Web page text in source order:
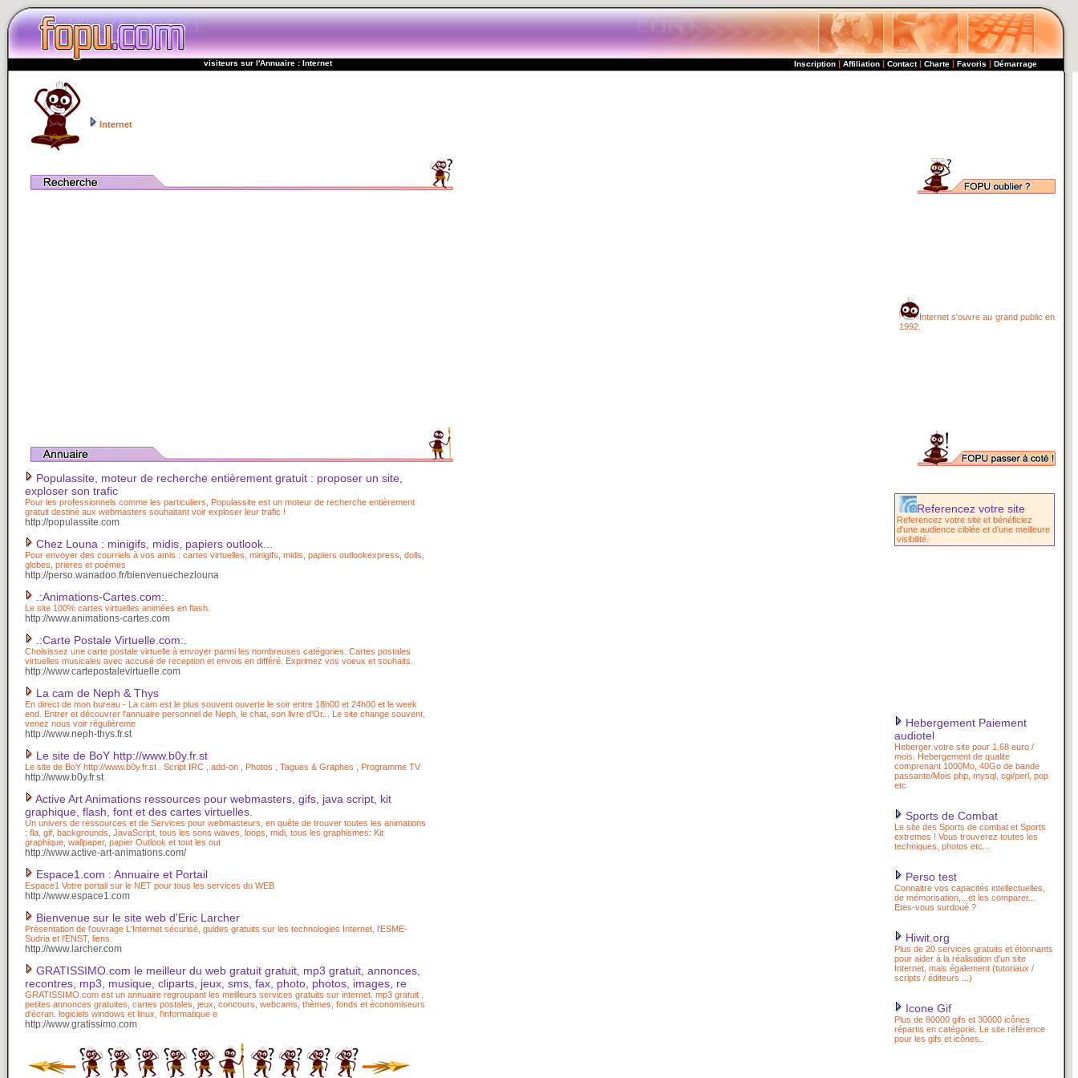
visiteurs sur l'Annuaire : Internet Inscription | Affiliation | Contact | Charte | Favoris | Démarrage
Internet
Internet s'ouvre au grand public en
1992.
Populassite, moteur de recherche entièrement gratuit : proposer un site,
exploser son trafic
Pour les professionnels comme les particuliers, Populassite est un moteur de recherche entièrement
gratuit destiné aux webmasters souhaitant voir exploser leur trafic !
http://populassite.com
Chez Louna : minigifs, midis, papiers outlook...
Pour envoyer des courriels à vos amis : cartes virtuelles, minigifs, midis, papiers outlookexpress, dolls,
globes, prieres et poèmes
http://perso.wanadoo.fr/bienvenuechezlouna
.:Animations-Cartes.com:.
Le site 100% cartes virtuelles animées en flash.
http://www.animations-cartes.com
.:Carte Postale Virtuelle.com:.
Choisissez une carte postale virtuelle à envoyer parmi les nombreuses catégories. Cartes postales
virtuelles musicales avec accusé de reception et envois en différé. Exprimez vos voeux et souhaits.
http://www.cartepostalevirtuelle.com
La cam de Neph & Thys
En direct de mon bureau - La cam est le plus souvent ouverte le soir entre 18h00 et 24h00 et le week
end. Entrer et découvrer l'annuaire personnel de Neph, le chat, son livre d'Or... Le site change souvent,
venez nous voir régulièreme
http://www.neph-thys.fr.st
Le site de BoY http://www.b0y.fr.st
Le site de BoY http://www.b0y.fr.st . Script IRC , add-on , Photos , Tagues & Graphes , Programme TV
http://www.b0y.fr.st
Active Art Animations ressources pour webmasters, gifs, java script, kit
graphique, flash, font et des cartes virtuelles.
Un univers de ressources et de Services pour webmasteurs, en quête de trouver toutes les animations
: fla, gif, backgrounds, JavaScript, tous les sons waves, loops, midi, tous les graphismes: Kit
graphique, wallpaper, papier Outlook et tout les out
http://www.active-art-animations.com/
Espace1.com : Annuaire et Portail
Espace1 Votre portail sur le NET pour tous les services du WEB
http://www.espace1.com
Bienvenue sur le site web d'Eric Larcher
Présentation de l'ouvrage L'Internet sécurisé, guides gratuits sur les technologies Internet, l'ESME-
Sudria et l'ENST, liens.
http://www.larcher.com
GRATISSIMO.com le meilleur du web gratuit gratuit, mp3 gratuit, annonces,
recontres, mp3, musique, cliparts, jeux, sms, fax, photo, photos, images, re
GRATISSIMO.com est un annuaire regroupant les meilleurs services gratuits sur internet. mp3 gratuit .
petites annonces gratuites, cartes postales, jeux, concours, webcams, thèmes, fonds et économiseurs
d'écran. logiciels windows et linux, l'informatique e
http://www.gratissimo.com
Referencez votre site
Referencez votre site et bénéficiez
d'une audience ciblée et d’une meilleure
visibilité.
Hebergement Paiement
audiotel
Heberger votre site pour 1.68 euro /
mois. Hebergement de qualite
comprenant 1000Mo, 40Go de bande
passante/Mois php, mysql, cgi/perl, pop
etc
Sports de Combat
Le site des Sports de combat et Sports
extremes ! Vous trouverez toutes les
techniques, photos etc...
Perso test
Connaitre vos capacités intellectuelles,
de mémorisation,...et les comparer...
Etes-vous surdoué ?
Hiwit.org
Plus de 20 services gratuits et étonnants
pour aider à la réalisation d'un site
Internet, mais également (tutoriaux /
scripts / éditeurs ...)
Icone Gif
Plus de 80000 gifs et 30000 icônes
répartis en catégorie. Le site référence
pour les gifs et icônes..